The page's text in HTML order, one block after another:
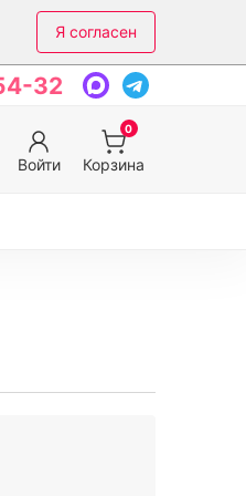
Я согласен
32
Войти
0
Корзина